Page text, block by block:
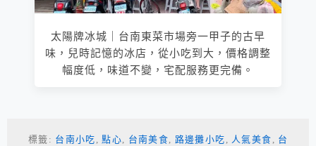
太陽牌冰城｜台南東菜市場旁一甲子的古早
味，兒時記憶的冰店，從小吃到大，價格調整
幅度低，味道不變，宅配服務更完備。
標籤: 台南小吃 ,點心, 台南美食, 路邊攤小吃 , 人氣美食 , 台